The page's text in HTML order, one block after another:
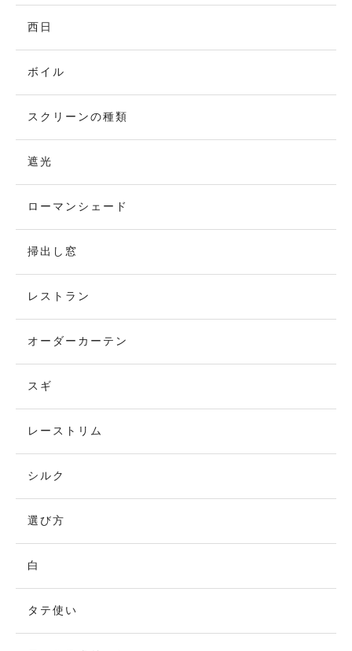
西日
ボイル
スクリーンの種類
遮光
ローマンシェード
掃出し窓
レストラン
オーダーカーテン
スギ
レーストリム
シルク
選び方
白
タテ使い